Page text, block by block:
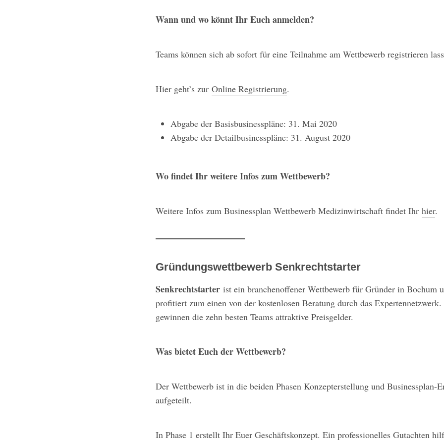
Wann und wo könnt Ihr Euch anmelden?
Teams können sich ab sofort für eine Teilnahme am Wettbewerb registrieren
Hier geht’s zur Online Registrierung.
Abgabe der Basisbusinesspläne: 31. Mai 2020
Abgabe der Detailbusinesspläne: 31. August 2020
Wo findet Ihr weitere Infos zum Wettbewerb?
Weitere Infos zum Businessplan Wettbewerb Medizinwirtschaft findet Ihr hier.
Gründungswettbewerb Senkrechtstarter
Senkrechtstarter ist ein branchenoffener Wettbewerb für Gründer in Bochum
profitiert zum einen von der kostenlosen Beratung durch das
gewinnen die zehn besten Teams attraktive Preisgelder.
Was bietet Euch der Wettbewerb?
Der Wettbewerb ist in die beiden Phasen Konzepterstellung und Businessplan-
aufgeteilt.
In Phase 1 erstellt Ihr Euer Geschäftskonzept. Ein professionelles Gutachten